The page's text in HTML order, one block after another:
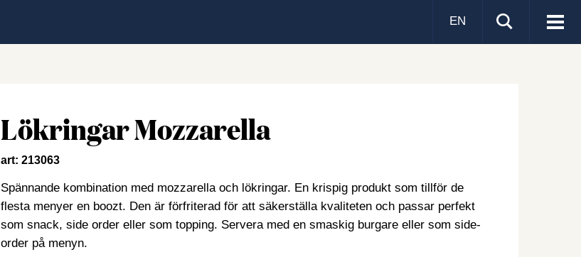
Visa
EN
Lökringar Mozzarella
art: 213063
Spännande kombination med mozzarella och lökringar. En krispig produkt som tillför de
flesta menyer en boozt. Den är förfriterad för att säkerställa kvaliteten och passar perfekt
som snack, side order eller som topping. Servera med en smaskig burgare eller som side-
order på menyn.